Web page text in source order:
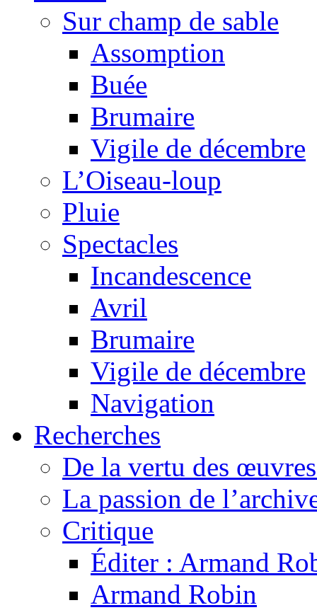
Sur champ de sable
Assomption
Buée
Brumaire
Vigile de décembre
L’Oiseau-loup
Pluie
Spectacles
Incandescence
Avril
Brumaire
Vigile de décembre
Navigation
Recherches
De la vertu des
La passion de
Critique
Éditer : Armand
Armand Robin